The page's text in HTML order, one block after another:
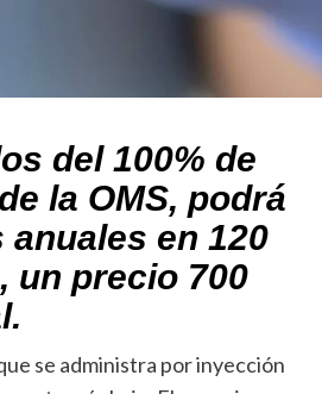
del 100% de
la OMS, podrá
en 120
un precio 700
se administra por inyección